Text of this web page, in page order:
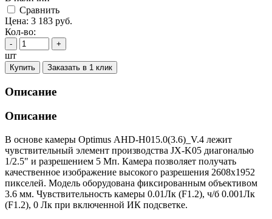
Cравнить
Цена: 3 183 руб.
Кол-во:
- +
шт
Купить Заказать в 1 клик
Описание
Описание
В основе камеры Optimus AHD-H015.0(3.6)_V.4 лежит
чувствительный элемент производства JX-K05 диагональю
1/2.5" и разрешением 5 Мп. Камера позволяет получать
качественное изображение высокого разрешения 2608х1952
пикселей. Модель оборудована фиксированным объективом
3.6 мм. Чувствительность камеры 0.01Лк (F1.2), ч/б 0.001Лк
(F1.2), 0 Лк при включенной ИК подсветке.